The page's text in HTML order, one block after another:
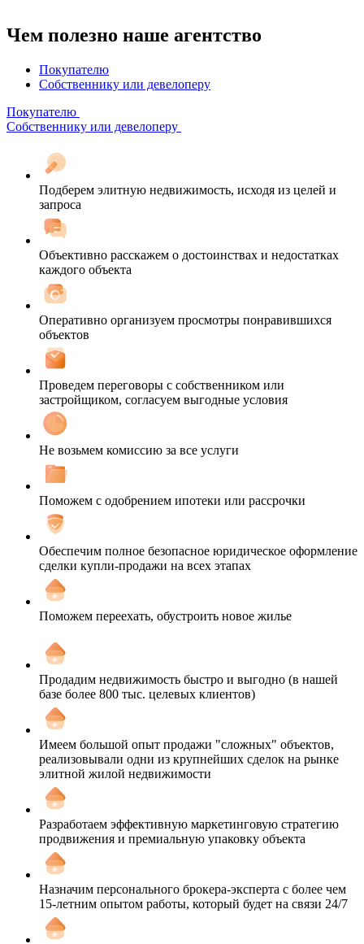
Чем полезно наше агентство
Покупателю
Собственнику или девелоперу
Покупателю
Собственнику или девелоперу
Подберем элитную недвижимость, исходя из целей и
запроса
Объективно расскажем о достоинствах и недостатках
каждого объекта
Оперативно организуем просмотры понравившихся
объектов
Проведем переговоры с собственником или
застройщиком, согласуем выгодные условия
Не возьмем комиссию за все услуги
Поможем с одобрением ипотеки или рассрочки
Обеспечим полное безопасное юридическое оформление
сделки купли-продажи на всех этапах
Поможем переехать, обустроить новое жилье
Продадим недвижимость быстро и выгодно (в нашей
базе более 800 тыс. целевых клиентов)
Имеем большой опыт продажи "сложных" объектов,
реализовывали одни из крупнейших сделок на рынке
элитной жилой недвижимости
Разработаем эффективную маркетинговую стратегию
продвижения и премиальную упаковку объекта
Назначим персонального брокера-эксперта с более чем
15-летним опытом работы, который будет на связи 24/7